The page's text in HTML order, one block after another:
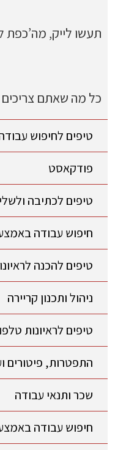
תעשו לייק, מה’כפת
כל מה שאתם
טיפים לחיפוש
פודקאסט
טיפים לכתיבה
חיפוש עבודה
טיפים להכנה
ניהול ותכנון קריירה
טיפים לראיונות
התפטרות, פיטורים
שכר ותנאי עבודה
חיפוש עבודה